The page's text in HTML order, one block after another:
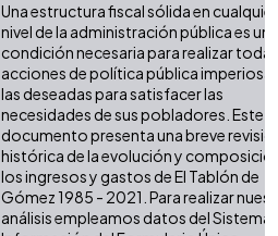
Una estructura fiscal sólida en cualquier
nivel de la administración pública es una
condición necesaria para realizar
acciones de política pública
las deseadas para satisfacer las
necesidades de sus pobladores. Este
documento presenta una breve
histórica de la evolución y
los ingresos y gastos de El Tablón de
Gómez 1985 - 2021. Para realizar
análisis empleamos datos del Sistema